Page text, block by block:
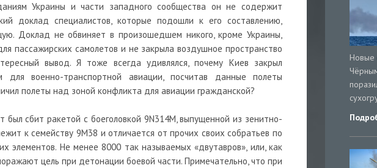
Украины и части западного сообщества он не содержит
доклад специалистов, которые подошли к его составлению,
Доклад не обвиняет в произошедшем никого, кроме Украины,
пассажирских самолетов и не закрыла воздушное пространство
вывод. Я тоже всегда удивлялся, почему Киев закрыл
военно-транспортной авиации, посчитав данные полеты
полеты над зоной конфликта для авиации гражданской?
сбит ракетой с боеголовкой 9N314М, выпущенной из зенитно-
к семейству 9М38 и отличается от прочих своих собратьев по
элементов. Не менее 8000 так называемых «двутавров», или, как
цель при детонации боевой части. Примечательно, что при
Новые